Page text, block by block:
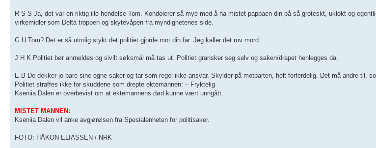
R S S Ja, det var en riktig ille hendelse Tom. Kondolerer så mye med å ha mistet pappaen din på så groteskt, uklokt og
virkemidler som Delta troppen og skytevåpen fra myndighetenes side.
G U Tom? Det er så utrolig stykt det politiet gjorde mot din far. Jeg kaller det rov mord.
J H K Politiet bør anmeldes og sivilt søksmål må tas ut. Politiet gransker seg selv og saken/drapet henlegges da.
E B De dekker jo bare sine egne saker og tar som regel ikke ansvar. Skylder på motparten, helt forferdelig. Det må andre til,
Politiet straffes ikke for skuddene som drepte ektemannen: – Fryktelig
Kseniia Dalen er overbevist om at ektemannens død kunne vært unngått.
MISTET MANNEN:
Kseniia Dalen vil anke avgjørelsen fra Spesialenheten for politisaker.
FOTO: HÅKON ELIASSEN / NRK